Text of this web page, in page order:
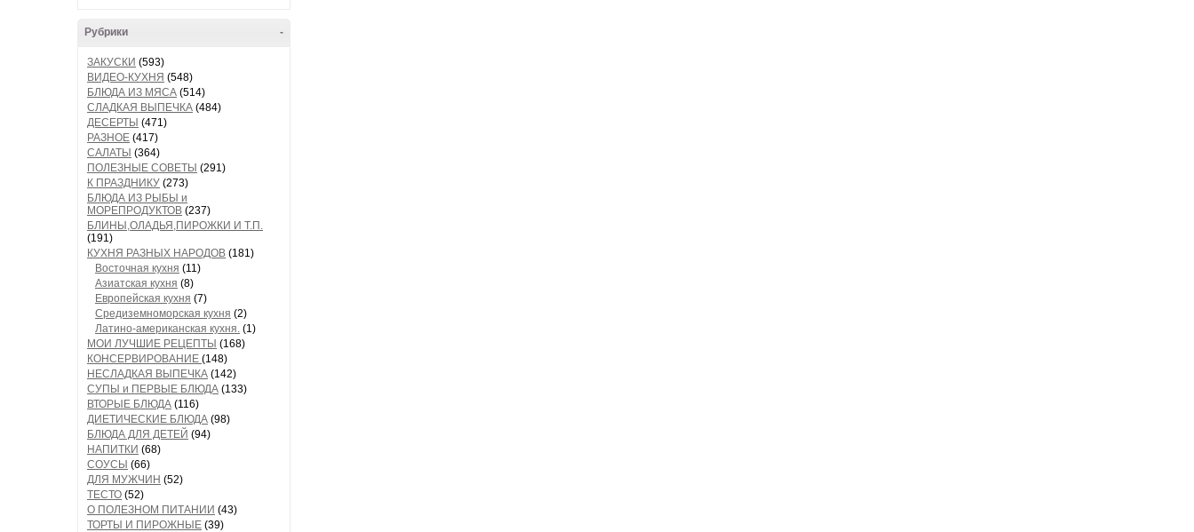
-
Рубрики
ЗАКУСКИ (593)
ВИДЕО-КУХНЯ (548)
БЛЮДА ИЗ МЯСА (514)
СЛАДКАЯ ВЫПЕЧКА (484)
ДЕСЕРТЫ (471)
РАЗНОЕ (417)
САЛАТЫ (364)
ПОЛЕЗНЫЕ СОВЕТЫ (291)
К ПРАЗДНИКУ (273)
БЛЮДА ИЗ РЫБЫ и
МОРЕПРОДУКТОВ (237)
БЛИНЫ,ОЛАДЬЯ,ПИРОЖКИ И Т.П.
(191)
КУХНЯ РАЗНЫХ НАРОДОВ (181)
Восточная кухня (11)
Азиатская кухня (8)
Европейская кухня (7)
Средиземноморская кухня (2)
Латино-американская кухня. (1)
МОИ ЛУЧШИЕ РЕЦЕПТЫ (168)
КОНСЕРВИРОВАНИЕ (148)
НЕСЛАДКАЯ ВЫПЕЧКА (142)
СУПЫ и ПЕРВЫЕ БЛЮДА (133)
ВТОРЫЕ БЛЮДА (116)
ДИЕТИЧЕСКИЕ БЛЮДА (98)
БЛЮДА ДЛЯ ДЕТЕЙ (94)
НАПИТКИ (68)
СОУСЫ (66)
ДЛЯ МУЖЧИН (52)
ТЕСТО (52)
О ПОЛЕЗНОМ ПИТАНИИ (43)
ТОРТЫ И ПИРОЖНЫЕ (39)